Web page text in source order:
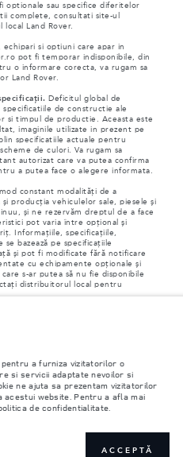
optionale sau specifice diferitelor
complete, consultati site-ul
Land Rover.
echipari si optiuni care apar in
pot fi temporar indisponibile, din
o informare corecta, va rugam sa
Land Rover.
Deficitul global de
de constructie ale
si timpul de productie. Aceasta este
imaginile utilizate in prezent pe
specificatiile actuale pentru
de culori. Va rugam sa
autorizat care va putea confirma
a putea face o alegere informata.
constant modalități de a
producția vehiculelor sale, piesele și
și ne rezervăm dreptul de a face
pot varia între opțional și
Informațiile, specificațiile,
bazează pe specificațiile
și pot fi modificate fără notificare
cu echipamente opționale și
s-ar putea să nu fie disponibile
distribuitorul local pentru
ianuarie 2021. VIN-ul vehiculului,
cu combustibilul consumat, iar
informații despre energie și
vă rugăm să consultați
Vă puteți opune transmiterii datelor
de sfârșitul lunii martie pentru
și numărul de
a furniza vizitatorilor o
si servicii adaptate nevoilor si
ne ajuta sa prezentam vizitatorilor
acestui website. Pentru a afla mai
de confidentialitate.
ACCEPTĂ